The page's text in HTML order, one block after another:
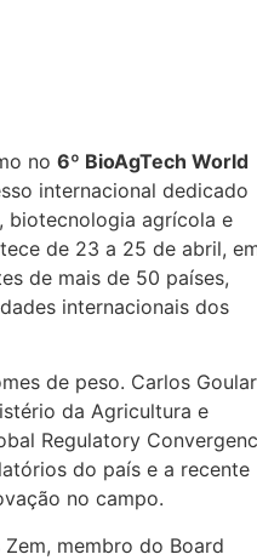
no 6º BioAgTech World
internacional dedicado
biotecnologia agrícola e
de 23 a 25 de abril,
de mais de 50 países,
internacionais dos
de peso. Carlos
da Agricultura e
Regulatory
do país e a recente
no campo.
membro do Board